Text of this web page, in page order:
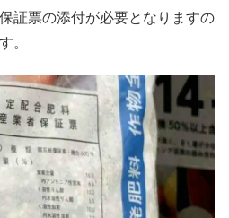
証票の添付が必要となりますの
。